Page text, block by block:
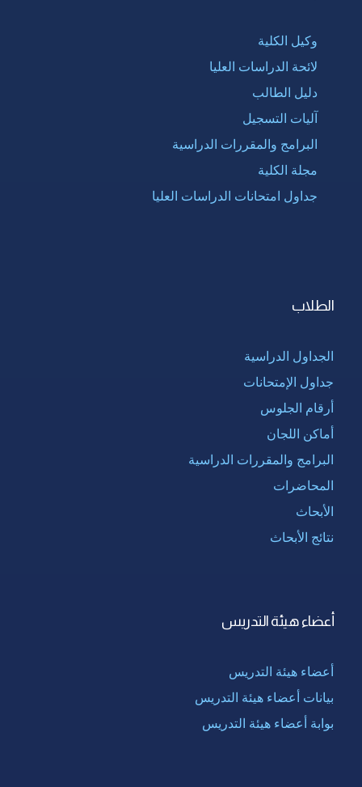
وكيل الكلية
لائحة الدراسات العليا
دليل الطالب
آليات التسجيل
البرامج والمقررات الدراسية
مجلة الكلية
جداول امتحانات الدراسات العليا
الطلاب
الجداول الدراسية
جداول الإمتحانات
أرقام الجلوس
أماكن اللجان
البرامج والمقررات الدراسية
المحاضرات
الأبحاث
نتائج الأبحاث
أعضاء هيئة التدريس
أعضاء هيئة التدريس
بيانات أعضاء هيئة التدريس
بوابة أعضاء هيئة التدريس